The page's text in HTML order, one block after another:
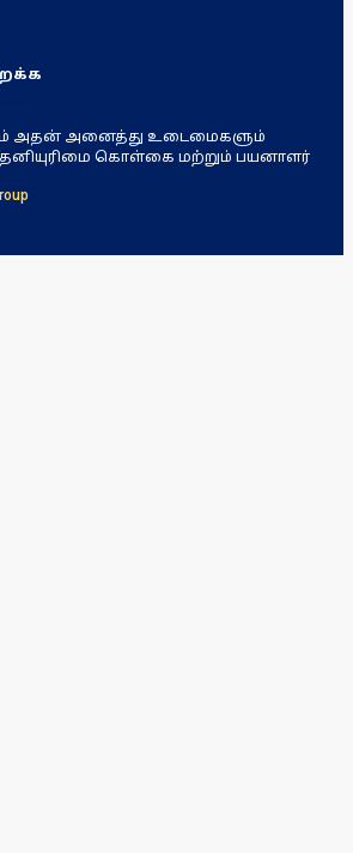
அதன் அனைத்து உடைமைகளும்
கொள்கை மற்றும் பயனாளர்